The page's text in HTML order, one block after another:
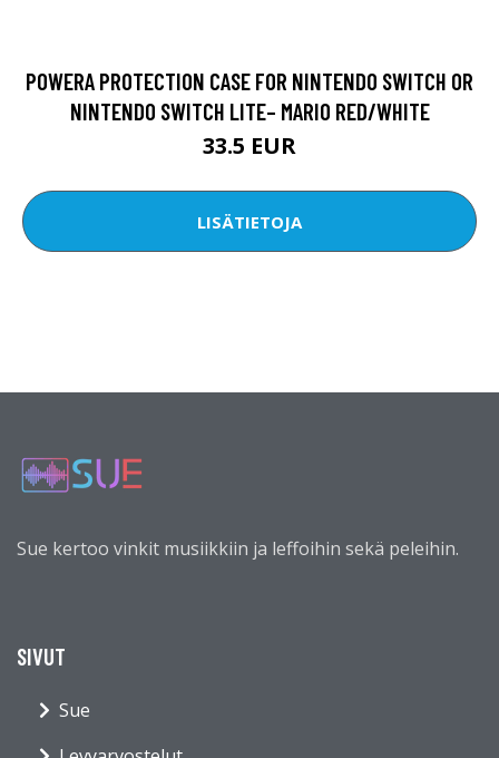
POWERA PROTECTION CASE FOR NINTENDO SWITCH OR
NINTENDO SWITCH LITE– MARIO RED/WHITE
33.5 EUR
LISÄTIETOJA
Sue kertoo vinkit musiikkiin ja leffoihin sekä peleihin.
SIVUT
Sue